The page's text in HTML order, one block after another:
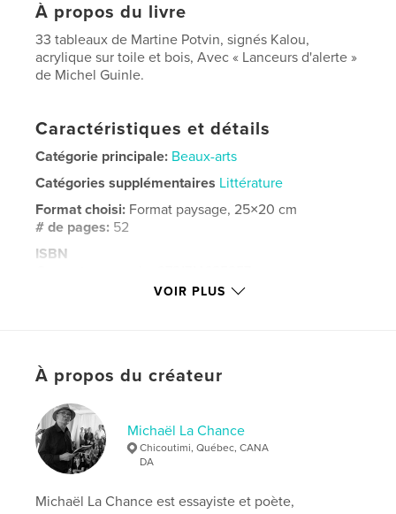
À propos du livre
33 tableaux de Martine Potvin, signés Kalou,
acrylique sur toile et bois, Avec « Lanceurs d'alerte »
de Michel Guinle.
Caractéristiques et détails
Catégorie principale: Beaux-arts
Catégories supplémentaires Littérature
Format choisi: Format paysage, 25×20 cm
# de pages: 52
ISBN
Date de publication:avril 01, 2020
esprits , animaux , paysages
VOIR PLUS
À propos du créateur
Michaël La Chance
Chicoutimi, Québec, CANA
DA
Michaël La Chance est essayiste et poète,